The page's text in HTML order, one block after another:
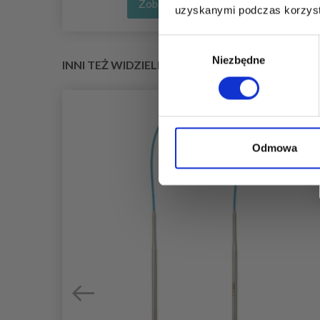
uzyskanymi podczas
zgody
Niezbędne
Odmowa
Zobacz wszystkie opcje
INNI TEŻ WIDZIELI